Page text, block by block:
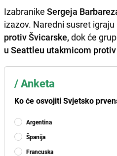
Izabranike Sergeja
izazov. Naredni susret igraju
protiv Švicarske, dok će
u Seattleu utakmicom
/Anketa
Ko će osvojiti Svjetsko
Argentina
Španija
Francuska